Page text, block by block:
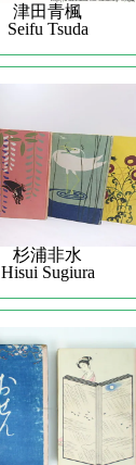
津田青楓
Seifu Tsuda
杉浦非水
Hisui Sugiura